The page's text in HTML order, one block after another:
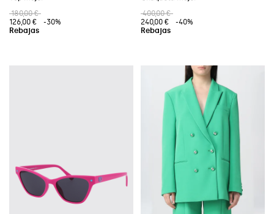
180,00 €
126,00 €
-30%
400,00 €
240,00 €
-40%